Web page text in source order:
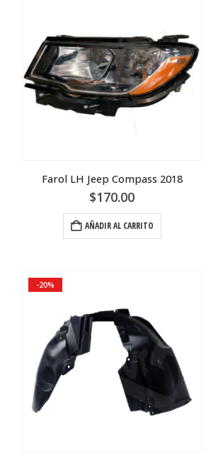
Farol LH Jeep Compass 2018
$170.00
AÑADIR AL CARRITO
-20%